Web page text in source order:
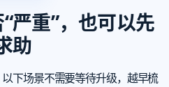
严重”，也可以先
助
下场景不需要等待升级，越早梳